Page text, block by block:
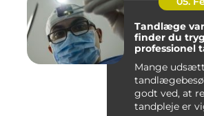
Tandlæge
finder du
professionel
Mange
godt ved, at
tandpleje er